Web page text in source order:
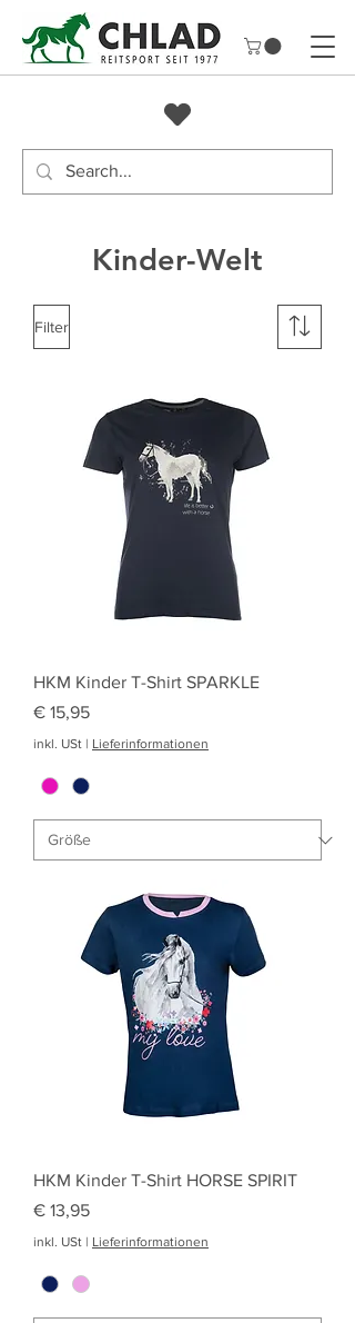
Kinder-Welt
Filter
HKM Kinder T-Shirt SPARKLE
Preis
€ 15,95
inkl. USt | Lieferinformationen
HKM Kinder T-Shirt HORSE SPIRIT
Preis
€ 13,95
inkl. USt | Lieferinformationen